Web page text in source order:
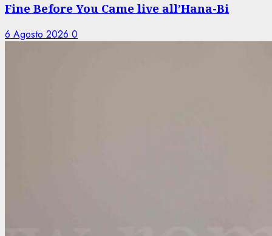
Fine Before You Came live all’Hana-Bi
6 Agosto 2026 0